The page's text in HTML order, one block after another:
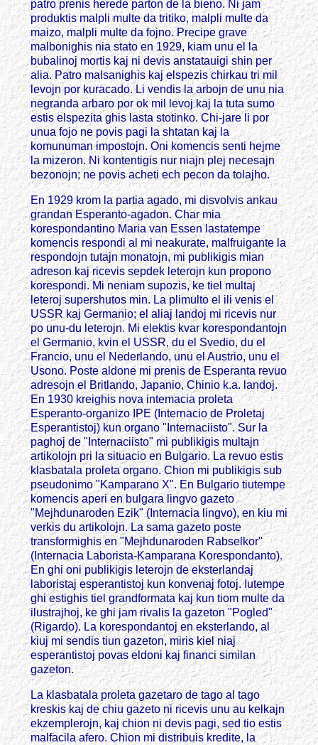
patro prenis herede parton de la bieno. Ni jam
produktis malpli multe da tritiko, malpli multe da
maizo, malpli multe da fojno. Precipe grave
malbonighis nia stato en 1929, kiam unu el la
bubalinoj mortis kaj ni devis anstatauigi shin per
alia. Patro malsanighis kaj elspezis chirkau tri mil
levojn por kuracado. Li vendis la arbojn de unu nia
negranda arbaro por ok mil levoj kaj la tuta sumo
estis elspezita ghis lasta stotinko. Chi-jare li por
unua fojo ne povis pagi la shtatan kaj la
komunuman impostojn. Oni komencis senti hejme
la mizeron. Ni kontentigis nur niajn plej necesajn
bezonojn; ne povis acheti ech pecon da tolajho.
En 1929 krom la partia agado, mi disvolvis ankau
grandan Esperanto-agadon. Char mia
korespondantino Maria van Essen lastatempe
komencis respondi al mi neakurate, malfruigante la
respondojn tutajn monatojn, mi publikigis mian
adreson kaj ricevis sepdek leterojn kun propono
korespondi. Mi neniam supozis, ke tiel multaj
leteroj supershutos min. La plimulto el ili venis el
USSR kaj Germanio; el aliaj landoj mi ricevis nur
po unu-du leterojn. Mi elektis kvar korespondantojn
el Germanio, kvin el USSR, du el Svedio, du el
Francio, unu el Nederlando, unu el Austrio, unu el
Usono. Poste aldone mi prenis de Esperanta revuo
adresojn el Britlando, Japanio, Chinio k.a. landoj.
En 1930 kreighis nova intemacia proleta
Esperanto-organizo IPE (Internacio de Proletaj
Esperantistoj) kun organo "Internaciisto". Sur la
paghoj de "Internaciisto" mi publikigis multajn
artikolojn pri la situacio en Bulgario. La revuo estis
klasbatala proleta organo. Chion mi publikigis sub
pseudonimo "Kamparano X". En Bulgario tiutempe
komencis aperi en bulgara lingvo gazeto
"Mejhdunaroden Ezik" (Internacia lingvo), en kiu mi
verkis du artikolojn. La sama gazeto poste
transformighis en "Mejhdunaroden Rabselkor"
(Internacia Laborista-Kamparana Korespondanto).
En ghi oni publikigis leterojn de eksterlandaj
laboristaj esperantistoj kun konvenaj fotoj. Iutempe
ghi estighis tiel grandformata kaj kun tiom multe da
ilustrajhoj, ke ghi jam rivalis la gazeton "Pogled"
(Rigardo). La korespondantoj en eksterlando, al
kiuj mi sendis tiun gazeton, miris kiel niaj
esperantistoj povas eldoni kaj financi similan
gazeton.
La klasbatala proleta gazetaro de tago al tago
kreskis kaj de chiu gazeto ni ricevis unu au kelkajn
ekzemplerojn, kaj chion ni devis pagi, sed tio estis
malfacila afero. Chion mi distribuis kredite, la